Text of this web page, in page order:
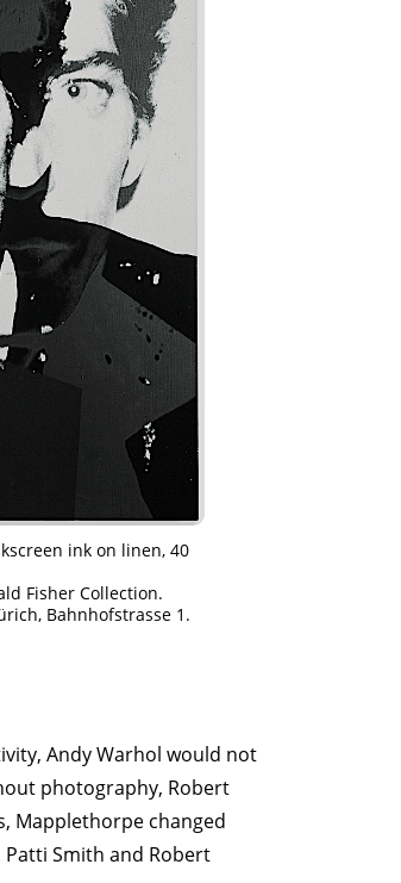
ink on linen, 40
Fisher Collection.
Bahnhofstrasse 1.
Andy Warhol would not
photography, Robert
Mapplethorpe changed
Patti Smith and Robert